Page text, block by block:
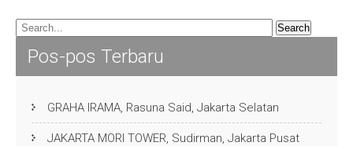
Pos-pos Terbaru
GRAHA IRAMA, Rasuna Said, Jakarta Selatan
JAKARTA MORI TOWER, Sudirman, Jakarta Pusat